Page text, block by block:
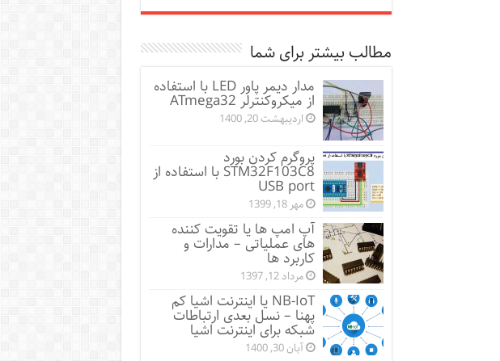
مطالب بیشتر برای شما
مدار دیمر پاور LED با استفاده
از میکروکنترلر ATmega32
اردیبهشت 20, 1400
پروگرم کردن بورد
STM32F103C8 با استفاده از
USB port
مهر 18, 1399
آپ امپ ها یا تقویت کننده
های عملیاتی – مدارات و
کاربرد ها
مرداد 12, 1397
NB-IoT یا اینترنت اشیا کم
پهنا – نسل بعدی ارتباطات
شبکه برای اینترنت اشیا
آبان 30, 1400